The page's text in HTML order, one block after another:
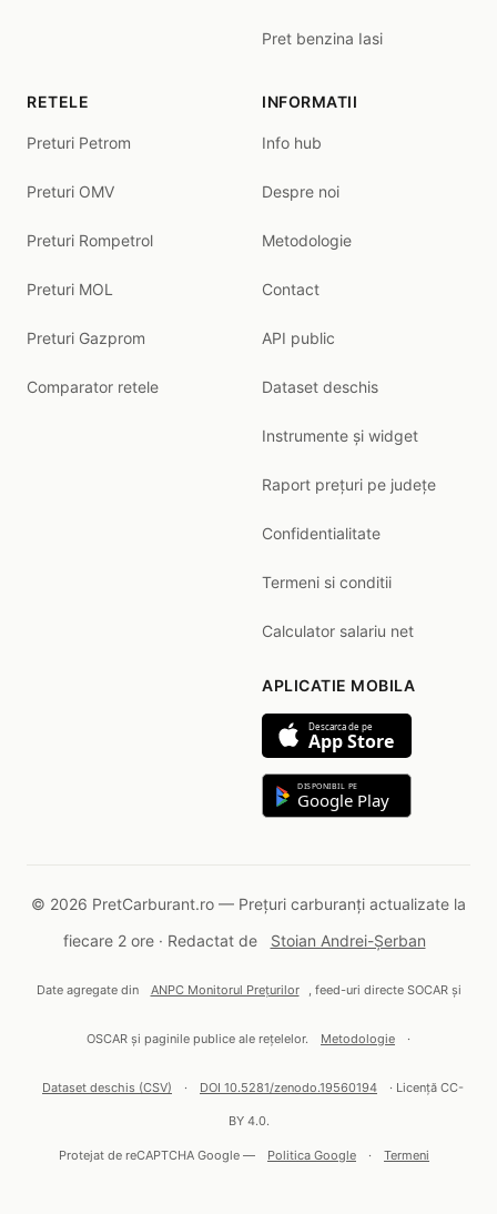
Pret benzina Iasi
RETELE
Preturi Petrom
Preturi OMV
Preturi Rompetrol
Preturi MOL
Preturi Gazprom
Comparator retele
INFORMATII
Info hub
Despre noi
Metodologie
Contact
API public
Dataset deschis
Instrumente și widget
Raport prețuri pe județe
Confidentialitate
Termeni si conditii
Calculator salariu net
APLICATIE MOBILA
Descarca de pe
App Store
DISPONIBIL PE
Google Play
© 2026 PretCarburant.ro — Prețuri carburanți actualizate la
fiecare 2 ore · Redactat de
Stoian Andrei-Șerban
Date agregate din ANPC Monitorul Prețurilor , feed-uri directe SOCAR și
OSCAR și paginile publice ale rețelelor. Metodologie ·
Dataset deschis (CSV) · DOI 10.5281/zenodo.19560194 · Licență CC-
BY 4.0.
Protejat de reCAPTCHA Google — Politica Google · Termeni